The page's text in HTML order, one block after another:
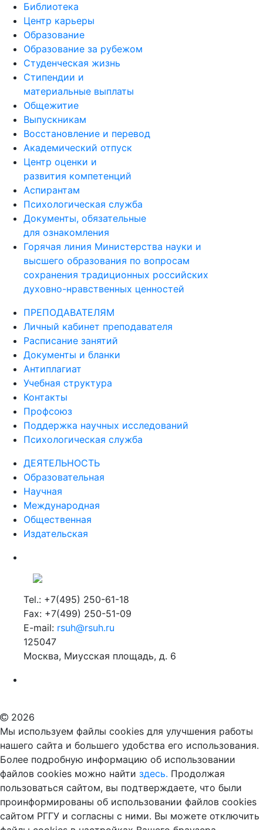
Библиотека
Центр карьеры
Образование
Образование за рубежом
Студенческая жизнь
Стипендии и
материальные выплаты
Общежитие
Выпускникам
Восстановление и перевод
Академический отпуск
Центр оценки и
развития компетенций
Аспирантам
Психологическая служба
Документы, обязательные
для ознакомления
Горячая линия Министерства науки и
высшего образования по вопросам
сохранения традиционных российских
духовно-нравственных ценностей
ПРЕПОДАВАТЕЛЯМ
Личный кабинет преподавателя
Расписание занятий
Документы и бланки
Антиплагиат
Учебная структура
Контакты
Профсоюз
Поддержка научных исследований
Психологическая служба
ДЕЯТЕЛЬНОСТЬ
Образовательная
Научная
Международная
Общественная
Издательская
Tel.: +7(495) 250-61-18
Fax: +7(499) 250-51-09
E-mail: rsuh@rsuh.ru
125047
Москва, Миусская площадь, д. 6
2026
Мы используем файлы cookies для улучшения работы
нашего сайта и большего удобства его использования.
Более подробную информацию об использовании
файлов cookies можно найти здесь. Продолжая
пользоваться сайтом, вы подтверждаете, что были
проинформированы об использовании файлов cookies
сайтом РГГУ и согласны с ними. Вы можете отключить